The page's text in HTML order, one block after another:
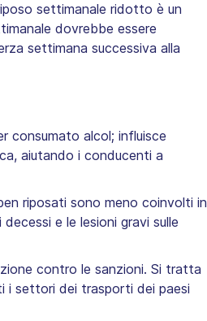
settimanale ridotto è un
dovrebbe essere
settimana successiva alla
consumato alcol; influisce
aiutando i conducenti a
riposati sono meno coinvolti in
e le lesioni gravi sulle
contro le sanzioni. Si tratta
i settori dei trasporti dei paesi